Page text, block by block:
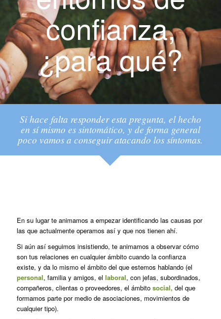
confianza,
¿para qué?
Si hace falta responder esta pregunta, el hecho
en sí mismo es sintomático, y de forma general
poco vamos a conseguir atacando los síntomas.
En su lugar te animamos a empezar identificando las causas por
las que actualmente operamos así y que nos tienen ahí.
Si aún así seguimos insistiendo, te animamos a observar cómo
son tus relaciones en cualquier ámbito cuando la confianza
existe, y da lo mismo el ámbito del que estemos hablando (el
personal, familia y amigos, el laboral, con jefas, subordinados,
compañeros, clientas o proveedores, el ámbito social, del que
formamos parte por medio de asociaciones, movimientos de
cualquier tipo).